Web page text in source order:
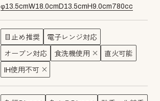
φ13.5cmW18.0cm D13.5cm H9.0cm780cc
目止め推奨 電子レンジ対応
オーブン対応 食洗機使用 直火可能
IH使用不可